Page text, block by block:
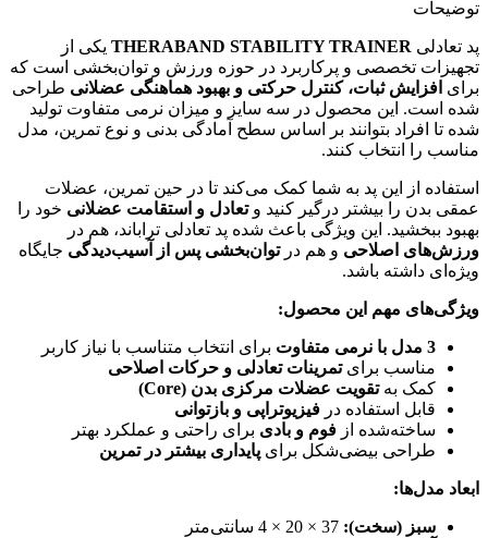
توضیحات
پد تعادلی THERABAND STABILITY TRAINER یکی از
تجهیزات تخصصی و پرکاربرد در حوزه ورزش و توان‌بخشی است که
برای افزایش ثبات، کنترل حرکتی و بهبود هماهنگی عضلانی طراحی
شده است. این محصول در سه سایز و میزان نرمی متفاوت تولید
شده تا افراد بتوانند بر اساس سطح آمادگی بدنی و نوع تمرین، مدل
مناسب را انتخاب کنند.
استفاده از این پد به شما کمک می‌کند تا در حین تمرین، عضلات
عمقی بدن را بیشتر درگیر کنید وتعادل و استقامت عضلانی خود را
بهبود ببخشید. این ویژگی باعث شده پد تعادلی تراباند، هم در
ورزش‌های اصلاحی و هم درتوان‌بخشی پس از آسیب‌دیدگی جایگاه
ویژه‌ای داشته باشد.
ویژگی‌های مهم این محصول:
3 مدل با نرمی متفاوت
برای انتخاب متناسب با نیاز کاربر
مناسب برایتمرینات تعادلی و حرکات اصلاحی
کمک بهتقویت عضلات مرکزی بدن (Core)
قابل استفاده در فیزیوتراپی و بازتوانی
ساخته‌شده از فوم و بادی برای راحتی و عملکرد بهتر
طراحی بیضی‌شکل برای پایداری بیشتر در تمرین
ابعاد مدل‌ها:
سبز (سخت):